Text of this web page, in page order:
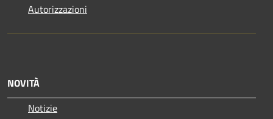
Autorizzazioni
NOVITÀ
Notizie